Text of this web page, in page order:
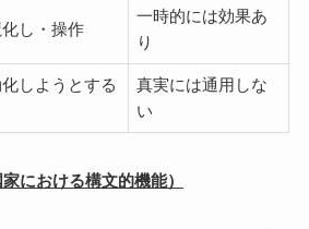
し・操作
一時的には効果あ
り
しようとする
真実には通用しな
い
における構文的機能）